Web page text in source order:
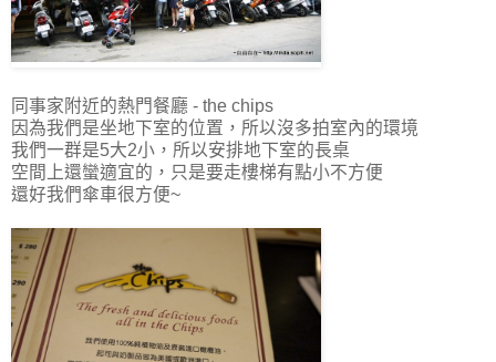
同事家附近的熱門餐廳 - the chips
因為我們是坐地下室的位置，所以沒多拍室內的環境
我們一群是5大2小，所以安排地下室的長桌
空間上還蠻適宜的，只是要走樓梯有點小不方便
還好我們傘車很方便~